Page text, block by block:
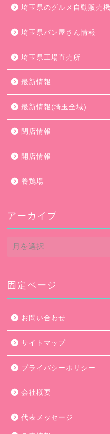
埼玉県のグルメ自動販売機
埼玉県パン屋さん情報
埼玉県工場直売所
最新情報
最新情報(埼玉全域)
閉店情報
開店情報
養鶏場
アーカイブ
ア
ー
ブ
固定ページ
お問い合わせ
サイトマップ
プライバシーポリシー
会社概要
代表メッセージ